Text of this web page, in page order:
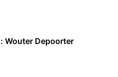
Wouter Depoorter